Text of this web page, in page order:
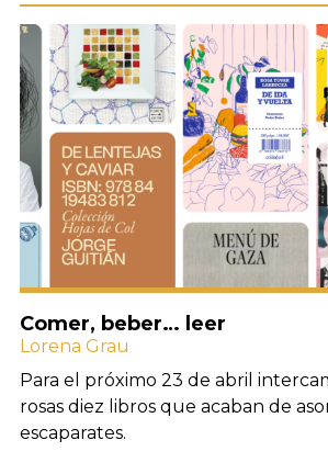
Comer, beber… leer
Lorena Grau
Para el próximo 23 de abril
rosas diez libros que acaban de
escaparates.